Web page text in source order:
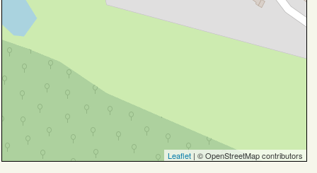
Leaflet | © OpenStreetMap contributors